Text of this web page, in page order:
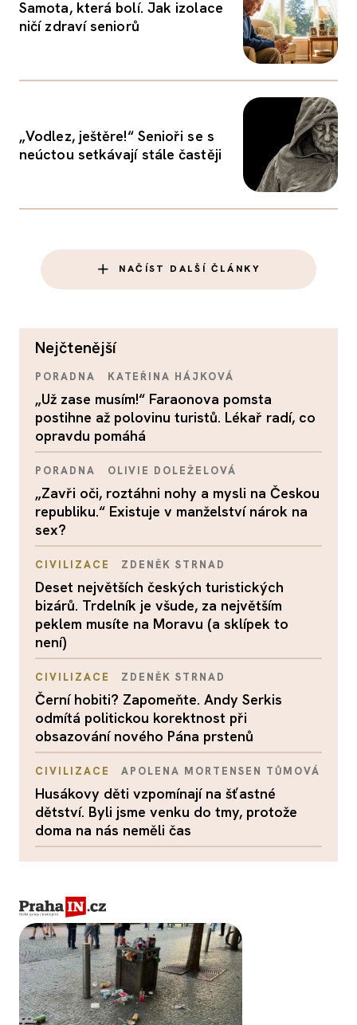
Samota, která bolí. Jak izolace
ničí zdraví seniorů
„Vodlez, ještěre!“ Senioři se s
neúctou setkávají stále častěji
NAČÍST DALŠÍ ČLÁNKY
nejčtenější
PORADNA KATEŘINA HÁJKOVÁ
„Už zase musím!“ Faraonova pomsta
postihne až polovinu turistů. Lékař radí, co
opravdu pomáhá
PORADNA OLIVIE DOLEŽELOVÁ
„Zavři oči, roztáhni nohy a mysli na Českou
republiku.“ Existuje v manželství nárok na
sex?
CIVILIZACE ZDENĚK STRNAD
Deset největších českých turistických
bizárů. Trdelník je všude, za největším
peklem musíte na Moravu (a sklípek to
není)
CIVILIZACE ZDENĚK STRNAD
Černí hobiti? Zapomeňte. Andy Serkis
odmítá politickou korektnost při
obsazování nového Pána prstenů
CIVILIZACE APOLENA MORTENSEN TŮMOVÁ
Husákovy děti vzpomínají na šťastné
dětství. Byli jsme venku do tmy, protože
doma na nás neměli čas